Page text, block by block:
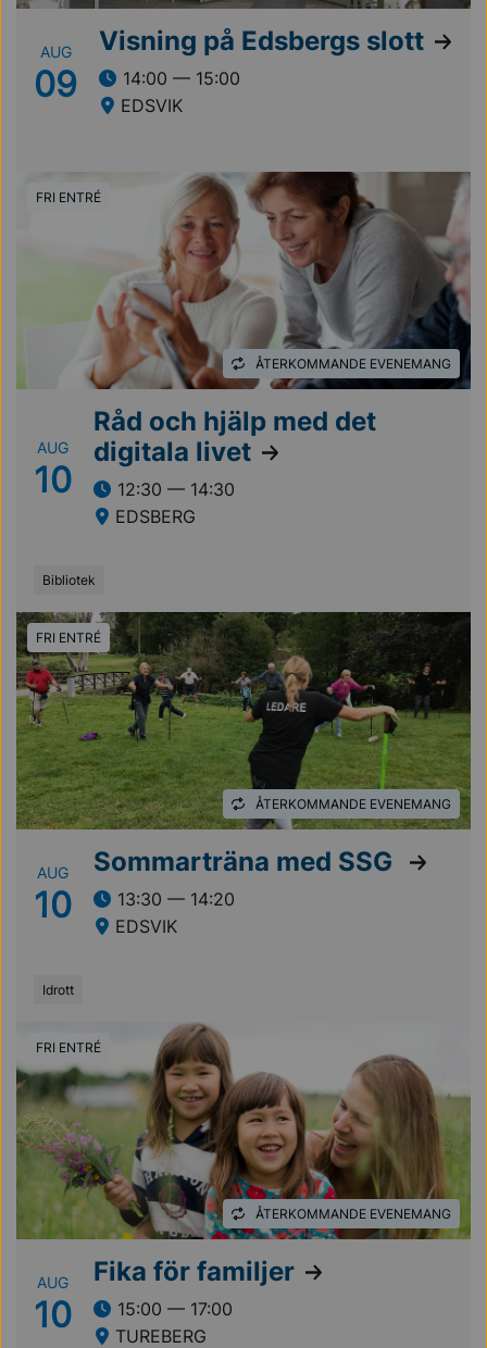
AUG
09
Visning på Edsbergs slott
14:00 — 15:00
EDSVIK
FRI ENTRÉ
ÅTERKOMMANDE EVENEMANG
AUG
10
Råd och hjälp med det
digitala livet
12:30 — 14:30
EDSBERG
Bibliotek
FRI ENTRÉ
ÅTERKOMMANDE EVENEMANG
AUG
10
Sommarträna med SSG
13:30 — 14:20
EDSVIK
Idrott
FRI ENTRÉ
ÅTERKOMMANDE EVENEMANG
AUG
10
Fika för familjer
15:00 — 17:00
TUREBERG